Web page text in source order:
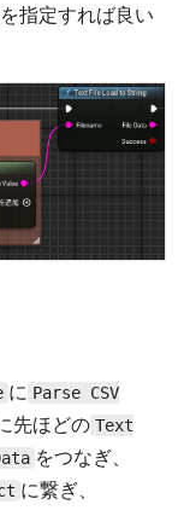
指定すれば良い
に Parse CSV
先ほどの Text
をつなぎ、
に繋ぎ、